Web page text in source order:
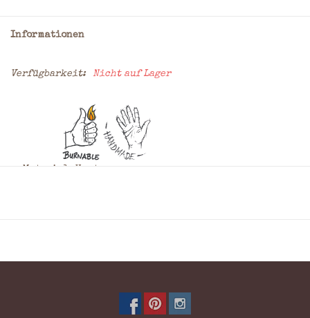
Informationen
Verfügbarkeit: Nicht auf Lager
Material: Hunter
einem Logo entscheiden sollten, können Sie, ihrem
Informationen in das Bestellformular eintragen. Bitte
geben Sie dort auch die Anbringungsstelle, Grösse und